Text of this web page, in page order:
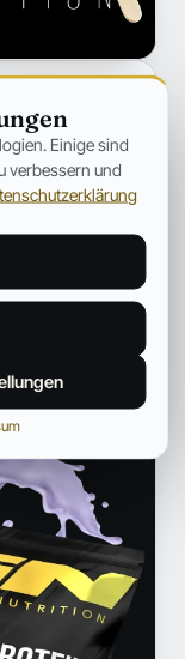
auf Sport,
fundierte Inhalte
Einige sind
verbessern und